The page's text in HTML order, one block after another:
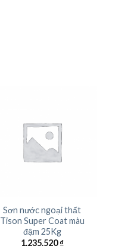
Sơn nước ngoại thất
Tison Super Coat màu
đậm 25Kg
1.235.520₫